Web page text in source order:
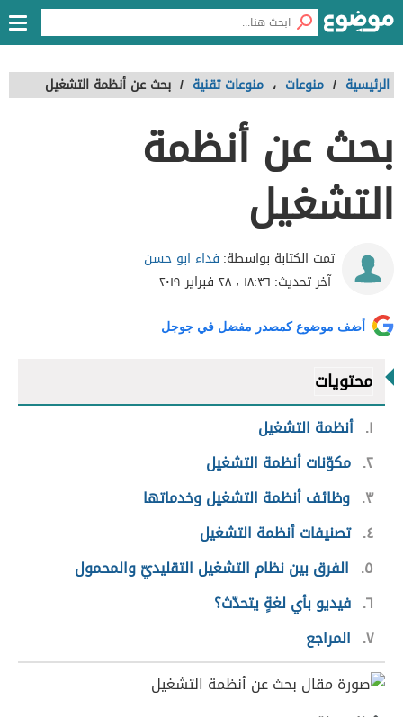
الرئيسية / منوعات ، منوعات تقنية / بحث عن أنظمة التشغيل
بحث عن أنظمة
التشغيل
تمت الكتابة بواسطة: فداء ابو حسن
آخر تحديث: ١٨:٣٦ ، ٢٨ فبراير ٢٠١٩
أضف موضوع كمصدر مفضل في جوجل
محتويات
١ أنظمة التشغيل
٢ مكوّنات أنظمة التشغيل
٣ وظائف أنظمة التشغيل وخدماتها
٤ تصنيفات أنظمة التشغيل
٥
الفرق بين نظام التشغيل التقليديّ والمحمول
٦ فيديو بأي لغةٍ يتحدّث؟
٧ المراجع